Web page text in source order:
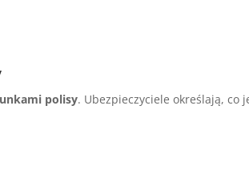
polisy. Ubezpieczyciele określają, co